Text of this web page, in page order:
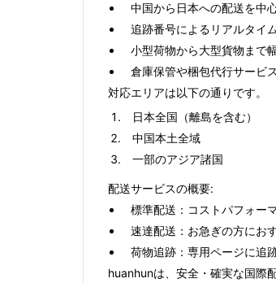
中国から日本への配送を中
追跡番号によるリアルタイ
小型荷物から大型貨物まで
倉庫保管や梱包代行サービ
対応エリアは以下の通りです。
日本全国（離島を含む）
中国本土全域
一部のアジア諸国
配送サービスの概要:
標準配送：コストパフォー
速達配送：お急ぎの方にお
荷物追跡：専用ページに追
huanhunは、安全・確実な国際